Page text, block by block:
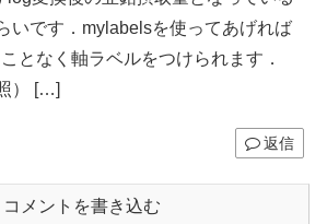
いです．mylabelsを使ってあげれば
となく軸ラベルをつけられます．
） […]
返信
コメントを書き込む